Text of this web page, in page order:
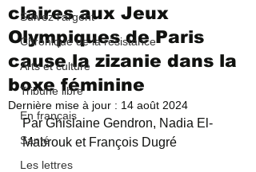
Suivez l'argent
Chronique de la résistance
Arts et culture
Tribune libre
En français
Santé
Les lettres
claires aux Jeux
Olympiques de Paris
cause la zizanie dans la
boxe féminine
Dernière mise à jour : 14 août 2024
Par Ghislaine Gendron, Nadia El-
Mabrouk et François Dugré